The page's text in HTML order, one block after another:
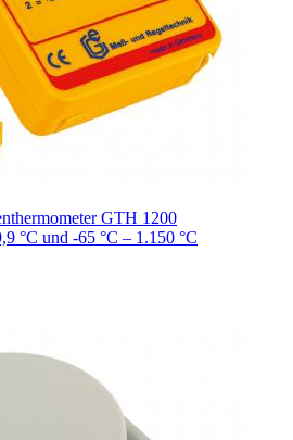
GTH 1200
°C und -65 °C – 1.150 °C